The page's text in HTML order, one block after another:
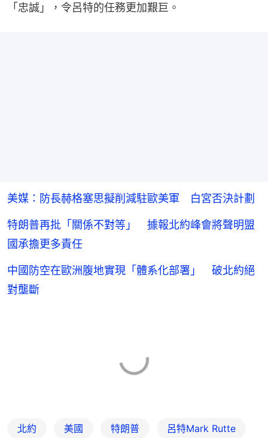
「忠誠」，令呂特的任務更加艱巨。
美媒：防長赫格塞思擬削減駐歐美軍 白宮否決計劃
特朗普再批「關係不對等」 據報北約峰會將聲明盟
國承擔更多責任
中國防空在歐洲腹地實現「體系化部署」 破北約絕
對壟斷
北約 美國 特朗普 呂特Mark Rutte